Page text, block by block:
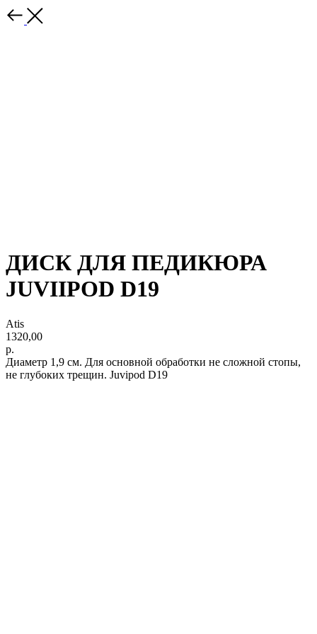
ДИСК ДЛЯ ПЕДИКЮРА
JUVIIPOD D19
Atis
1320,00
р.
Диаметр 1,9 см. Для основной обработки не сложной стопы,
не глубоких трещин. Juvipod D19